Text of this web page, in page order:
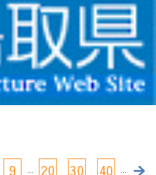
9 ... 20 30 40 ...